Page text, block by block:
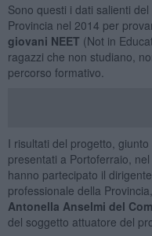
Sono questi i dati salienti del
Provincia nel 2014 per
giovani NEET (Not in
ragazzi che non studiano,
percorso formativo.
I risultati del progetto,
presentati a Portoferraio,
hanno partecipato il
professionale della
Antonella Anselmi del
del soggetto attuatore del